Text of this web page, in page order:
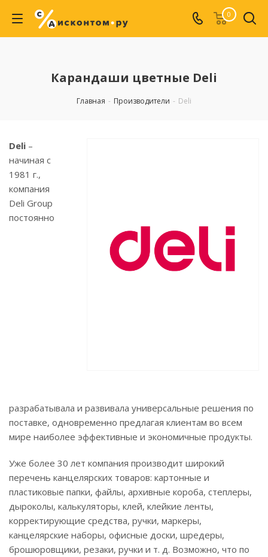
0
Карандаши цветные Deli
Главная - Производители - Deli
Deli –
начиная с
1981 г.,
компания
Deli Group
постоянно
разрабатывала и развивала универсальные решения по
поставке, одновременно предлагая клиентам во всем
мире наиболее эффективные и экономичные продукты.
Уже более 30 лет компания производит широкий
перечень канцелярских товаров: картонные и
пластиковые папки, файлы, архивные короба, степлеры,
дыроколы, калькуляторы, клей, клейкие ленты,
корректирующие средства, ручки, маркеры,
канцелярские наборы, офисные доски, шредеры,
брошюровщики, резаки, ручки и т. д. Возможно, что по